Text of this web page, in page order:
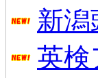
新
英検